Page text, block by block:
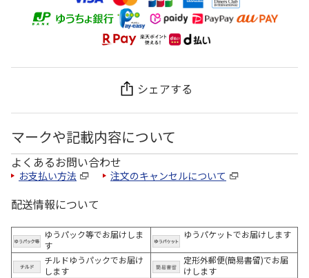
シェアする
マークや記載内容について
よくあるお問い合わせ
お支払い方法 注文のキャンセルについて
配送情報について
ゆうパック等でお届けしま
す
ゆうパケットでお届けします
チルドゆうパックでお届け
します
定形外郵便(簡易書留)でお届
けします